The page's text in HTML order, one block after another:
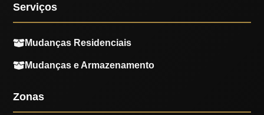
Serviços
Mudanças Residenciais
Mudanças e Armazenamento
Zonas